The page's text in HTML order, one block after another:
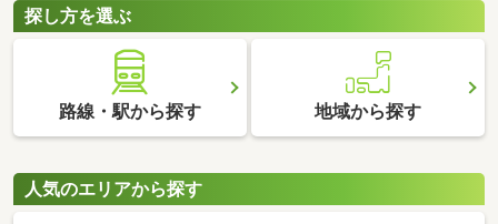
探し方を選ぶ
路線・駅から探す 地域から探す
人気のエリアから探す